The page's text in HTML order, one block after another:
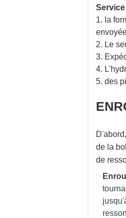
1. la
2. Le
3.
4.
5. des
de la
de